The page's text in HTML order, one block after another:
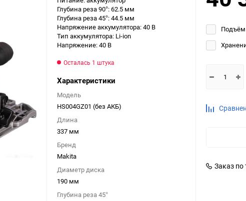
Выберите категорию
Выберите категорию
Глубина реза 90°: 62.5 мм
Глубина реза 45°: 44.5 мм
Напряжение аккумулятора: 40 В
Тип аккумулятора: Li-ion
Напряжение: 40 В
Осталась 1 штука
Характеристики
Модель
HS004GZ01 (без АКБ)
Длина
337 мм
Бренд
Makita
Диаметр диска
190 мм
Глубина реза 45°
Подъём
Заказ по